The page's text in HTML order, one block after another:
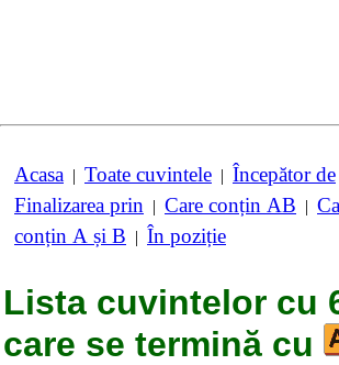
Acasa | Toate cuvintele | Începător de
Finalizarea prin | Care conțin AB |
conțin A și B | În poziție
Lista cuvintelor cu
care se termină cu